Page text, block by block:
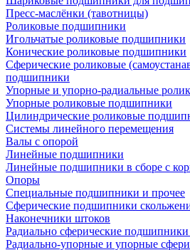
Пресс-маслёнки (тавотницы)
Роликовые подшипники
Игольчатые роликовые подшипники
Конические роликовые подшипники
Сферические роликовые
подшипники
Упорные и упорно-радиальные
Упорные роликовые подшипники
Цилиндрические роликовые
Системы линейного перемещения
Валы с опорой
Линейные подшипники
Линейные подшипники в сборе с
Опоры
Специальные подшипники и прочее
Сферические подшипники
Наконечники штоков
Радиально сферические
Радиально-упорные и упорные